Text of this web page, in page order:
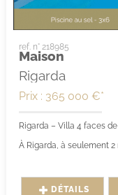
ref. n° 218985
Maison
Rigarda
Prix : 365 000 €*
À Rigarda, à seulement 2
DÉTAILS